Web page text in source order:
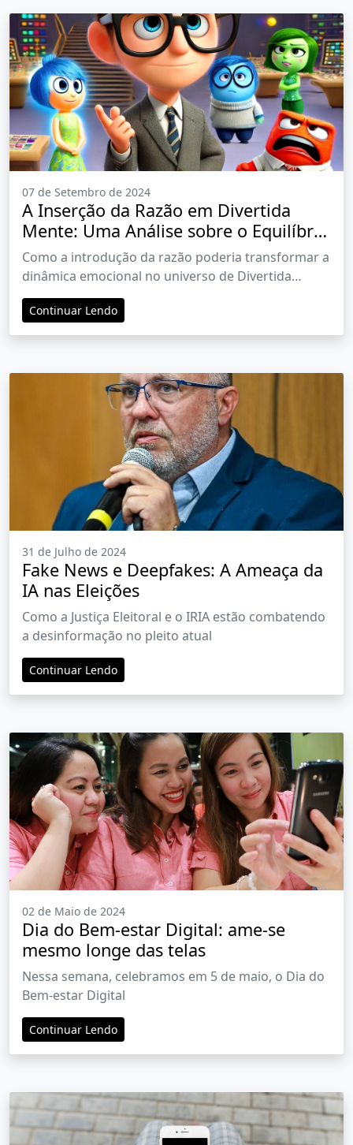
07 de Setembro de 2024
A Inserção da Razão em Divertida
Mente: Uma Análise sobre o Equilíbrio
entre Emoções e Lógica
Como a introdução da razão poderia transformar a
dinâmica emocional no universo de Divertida
Mente e o impacto desse equilíbrio no
desenvolvimento humano
Continuar Lendo
31 de Julho de 2024
Fake News e Deepfakes: A Ameaça da
IA nas Eleições
Como a Justiça Eleitoral e o IRIA estão combatendo
a desinformação no pleito atual
Continuar Lendo
02 de Maio de 2024
Dia do Bem-estar Digital: ame-se
mesmo longe das telas
Nessa semana, celebramos em 5 de maio, o Dia do
Bem-estar Digital
Continuar Lendo